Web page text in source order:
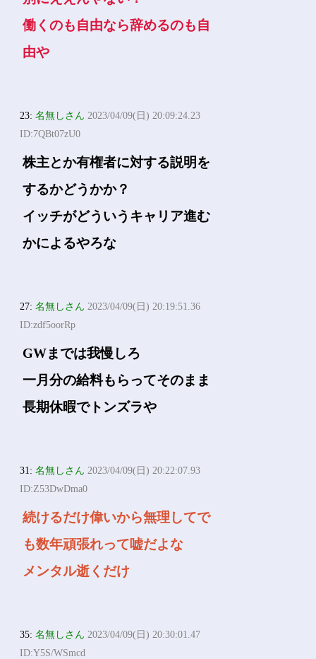
働くのも自由なら辞めるのも自
由や
23:名無しさん 2023/04/09(日) 20:09:24.23
ID:7QBt07zU0
株主とか有権者に対する説明を
するかどうかか？
イッチがどういうキャリア進む
かによるやろな
27:名無しさん 2023/04/09(日) 20:19:51.36
ID:zdf5oorRp
GWまでは我慢しろ
一月分の給料もらってそのまま
長期休暇でトンズラや
31:名無しさん 2023/04/09(日) 20:22:07.93
ID:Z53DwDma0
続けるだけ偉いから無理してで
も数年頑張れって嘘だよな
メンタル逝くだけ
35:名無しさん 2023/04/09(日) 20:30:01.47
ID:Y5S/WSmcd